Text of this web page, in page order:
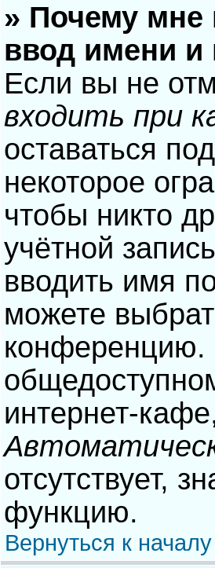
» Почему мне
ввод имени и
Если вы не
входить при
оставаться
некоторое
чтобы никто
учётной
вводить имя
можете
конференцию.
интернет-
отсутствует,
функцию.
Вернуться к началу